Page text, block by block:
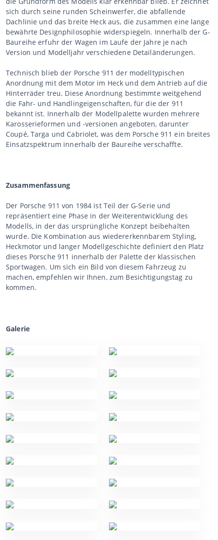
sich durch seine runden Scheinwerfer, die abfallende
Dachlinie und das breite Heck aus, die zusammen eine lange
bewährte Designphilosophie widerspiegeln. Innerhalb der G-
Baureihe erfuhr der Wagen im Laufe der Jahre je nach
Version und Modelljahr verschiedene Detailänderungen.
Technisch blieb der Porsche 911 der modelltypischen
Anordnung mit dem Motor im Heck und dem Antrieb auf die
Hinterräder treu. Diese Anordnung bestimmte weitgehend
die Fahr- und Handlingeigenschaften, für die der 911
bekannt ist. Innerhalb der Modellpalette wurden mehrere
Karosserieformen und -versionen angeboten, darunter
Coupé, Targa und Cabriolet, was dem Porsche 911 ein breites
Einsatzspektrum innerhalb der Baureihe verschaffte.
Zusammenfassung
Der Porsche 911 von 1984 ist Teil der G-Serie und
repräsentiert eine Phase in der Weiterentwicklung des
Modells, in der das ursprüngliche Konzept beibehalten
wurde. Die Kombination aus wiedererkennbarem Styling,
Heckmotor und langer Modellgeschichte definiert den Platz
dieses Porsche 911 innerhalb der Palette der klassischen
Sportwagen. Um sich ein Bild von diesem Fahrzeug zu
machen, empfehlen wir Ihnen, zum Besichtigungstag zu
kommen.
Galerie